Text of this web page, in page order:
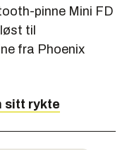
pinne Mini FD
til
fra Phoenix
sitt rykte